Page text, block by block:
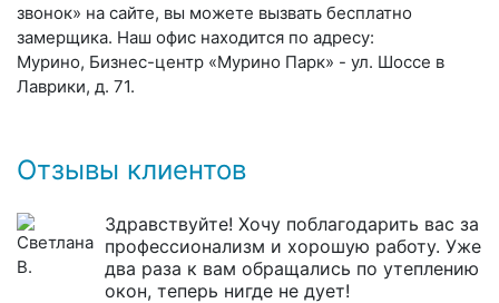
звонок» на сайте, вы можете вызвать бесплатно
замерщика. Наш офис находится по адресу:
Мурино, Бизнес-центр «Мурино Парк» - ул. Шоссе в
Лаврики, д. 71.
Отзывы клиентов
Здравствуйте! Хочу поблагодарить вас за
профессионализм и хорошую работу. Уже
два раза к вам обращались по утеплению
окон, теперь нигде не дует!